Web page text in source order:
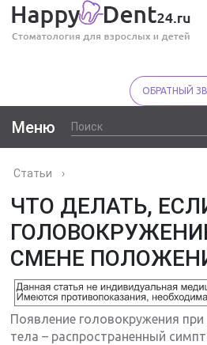
ОБРАТНЫЙ
Меню
Статьи ›
ЧТО ДЕЛАТЬ,
СМЕНЕ
Появление головокружения
тела – распространенный